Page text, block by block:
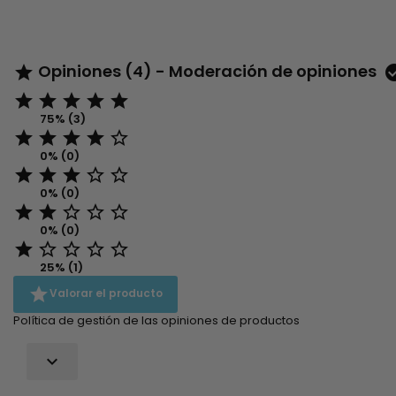
 Opiniones (4) - Moderación de opiniones
    
75% (3)
    
0% (0)
    
0% (0)
    
0% (0)
    
25% (1)
Valorar el producto
Política de gestión de las opiniones de productos
